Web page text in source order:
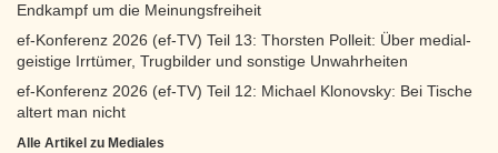
Endkampf um die Meinungsfreiheit
ef-Konferenz 2026 (ef-TV) Teil 13: Thorsten Polleit: Über medial-
geistige Irrtümer, Trugbilder und sonstige Unwahrheiten
ef-Konferenz 2026 (ef-TV) Teil 12: Michael Klonovsky: Bei Tische
altert man nicht
Alle Artikel zu Mediales